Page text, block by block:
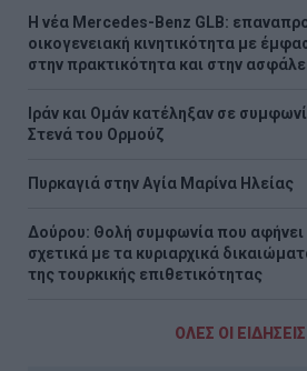
Η νέα Mercedes-Benz GLB:
οικογενειακή κινητικότητα με
στην πρακτικότητα και στην
Ιράν και Ομάν κατέληξαν σε
Στενά του Ορμούζ
Πυρκαγιά στην Aγία Μαρίνα Ηλείας
Δούρου: Θολή συμφωνία που
σχετικά με τα κυριαρχικά
της τουρκικής επιθετικότητας
ΟΛΕΣ ΟΙ